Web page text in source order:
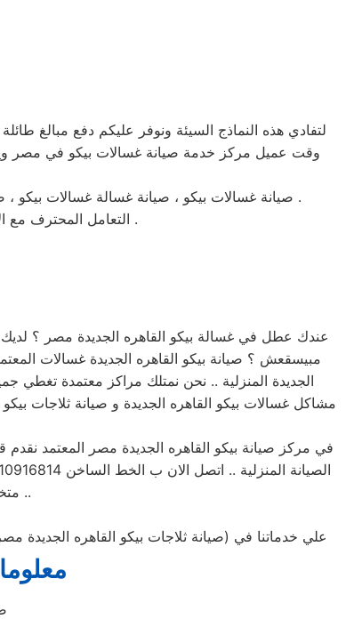
لتفادي هذه النماذج السيئة ونوفر عليكم دفع مبالغ
وقت عميل مركز خدمة صيانة غسالات بيكو في مصر
صيانة غسالات بيكو ، صيانة غسالة غسالات بيكو ، صيانة تكييفات غسالات بيكو ، صيانة غسالة بيكو ، صيانة غسالة غسالات بيكو التجمع ، صيانة ديب فريزر غسالات بيكو ، صيانة تكييفات بيكو .
التعامل المحترف مع الاعطال والصيانة وخدمات الدعم الفني بعض سمات خدمة عملاء صيانة غسالات بيكو علي رقم الخط الساخن .
عندك عطل في غسالة بيكو القاهره الجديدة مصر ؟ لديك
مبيسقعش ؟ صيانة بيكو القاهره الجديدة غسالات
الجديدة المنزلية .. نحن نمتلك مراكز معتمدة تغطي
مشاكل غسالات بيكو القاهره الجديدة و صيانة ثلاجات
في مركز صيانة بيكو القاهره الجديدة مصر المعتمد
الصيانة المنزلية .. اتصل الان ب الخط الساخن 01010916814 لطلب خدمة صيانة بيكو القاهره الجديدة ل اصلاح الاجهزة المنزلية و الكهربائية .. لدي مركز صيانة
متخصصة في اعطال الاجهزة وافضل اسطول للسيارات فالسيارات مجهزة لنقل جميع الاجهزة ..
علي خدماتنا في (صيانة ثلاجات بيكو القاهره الجديدة